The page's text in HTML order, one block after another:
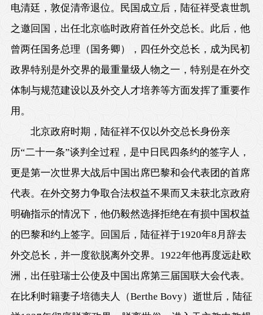
电清廷，敦促清帝退位。民国成立后，陆征祥受袁世凯
之邀回国，出任北京临时政府首任外交总长。此后，他
曾两任国务总理（国务卿），四任外交总长，成为民初
政界特别是外交界的最重量级人物之一，特别是在外交
体制与规范建设以及外交人才培养等方面发挥了重要作
用。
北京政府时期，陆征祥不仅以外交总长身份亲
历“二十一条”谈判全过程，是中日民四条约的签字人，
更是第一次世界大战后中国出席巴黎和会代表团的首席
代表。在外交努力争取合法权益不果而又未获北京政府
明确指示的情况下，他仍毅然选择拒绝在有损中国权益
的巴黎和约上签字。回国后，陆征祥于1920年8月辞去
外交总长，并一度欲脱离外交界。1922年他再度远赴欧
洲，出任驻瑞士公使及中国出席第三届国联大会代表。
在比利时籍妻子培德夫人（Berthe Bovy）逝世后，陆征